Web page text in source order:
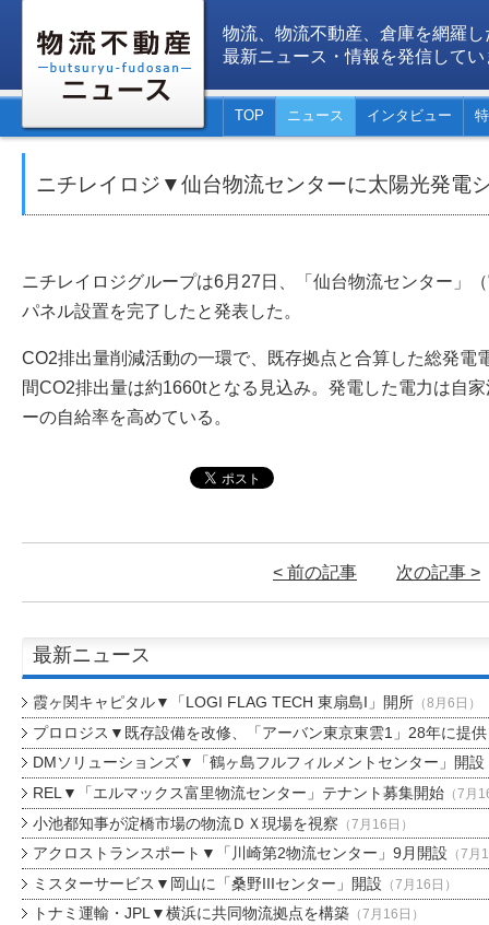
物流、物流不動産、倉庫を網羅し
最新ニュース・情報を発信してい
TOP ニュース インタビュー
ニチレイロジ▼仙台物流センターに太陽光発電
ニチレイロジグループは6月27日、「仙台物流センター」
パネル設置を完了したと発表した。
CO2排出量削減活動の一環で、既存拠点と合算した総発電
間CO2排出量は約1660tとなる見込み。発電した電力は自
ーの自給率を高めている。
< 前の記事 次の記事 >
最新ニュース
霞ヶ関キャピタル▼「LOGI FLAG TECH 東扇島I」開所（8月6日）
プロロジス▼既存設備を改修、「アーバン東京東雲1」28年に提供
DMソリューションズ▼「鶴ヶ島フルフィルメントセンター」開設
REL▼「エルマックス富里物流センター」テナント募集開始（7月
小池都知事が淀橋市場の物流ＤＸ現場を視察 （7月16日）
アクロストランスポート▼「川崎第2物流センター」9月開設 （7月
ミスターサービス▼岡山に「桑野IIIセンター」開設 （7月16日）
トナミ運輸・JPL▼横浜に共同物流拠点を構築（7月16日）